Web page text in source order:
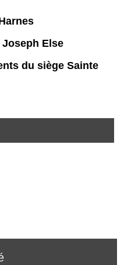
Else
du siège Sainte